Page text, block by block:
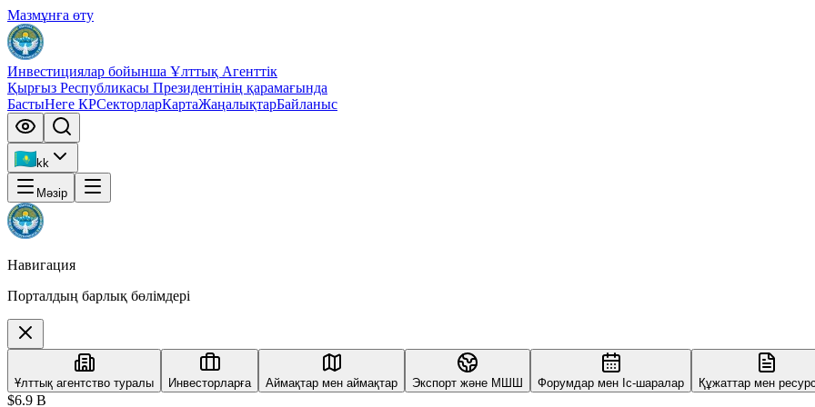
Мазмұнға өту
Инвестициялар бойынша Ұлттық Агенттік
Қырғыз Республикасы Президентінің қарамағында
БастыНеге КРСекторларКартаЖаңалықтарБайланыс
kk
Мәзір
Навигация
Порталдың барлық бөлімдері
Ұлттық агентство туралы Инвесторларға Аймақтар мен аймақтар Экспорт және МШШ Форумдар мен Іс-шаралар Құжаттар мен
$6.9 B